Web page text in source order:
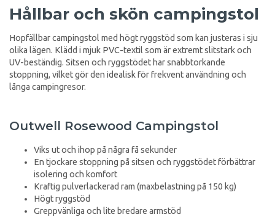
Hållbar och skön campingstol
Hopfällbar campingstol med högt ryggstöd som kan justeras i sju
olika lägen. Klädd i mjuk PVC-textil som är extremt slitstark och
UV-beständig. Sitsen och ryggstödet har snabbtorkande
stoppning, vilket gör den idealisk för frekvent användning och
långa campingresor.
Outwell Rosewood Campingstol
Viks ut och ihop på några få sekunder
En tjockare stoppning på sitsen och ryggstödet förbättrar
isolering och komfort
Kraftig pulverlackerad ram (maxbelastning på 150 kg)
Högt ryggstöd
Greppvänliga och lite bredare armstöd